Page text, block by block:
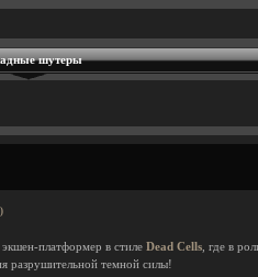
шутеры
платформер в стиле Dead Cells , где в
разрушительной темной силы!